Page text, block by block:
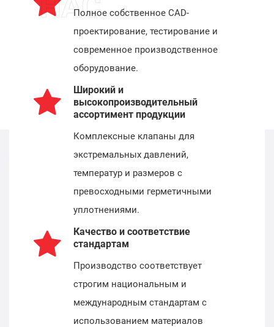
Полное собственное CAD-
проектирование, тестирование и
современное производственное
оборудование.
Широкий и
высокопроизводительный
ассортимент продукции
Комплексные клапаны для
экстремальных давлений,
температур и размеров с
превосходными герметичными
уплотнениями.
Качество и соответствие
стандартам
Производство соответствует
строгим национальным и
международным стандартам с
использованием материалов